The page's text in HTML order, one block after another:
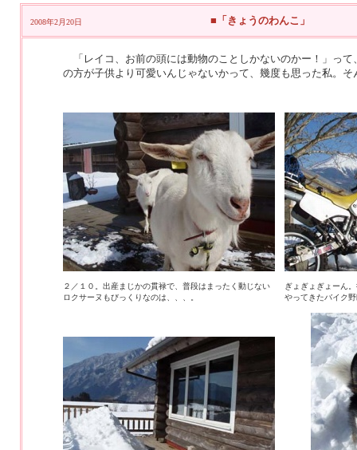
2008年2月20日 ■「きょうのわんこ」
「レイコ、お前の頭には動物のことしかないのかー！」っ
の方が子供より可愛いんじゃないかって、幾度も思った私。
２／１０。出産まじかの貫禄で、普段はまったく動じない
ロクサーヌもびっくりなのは、、、。
ぎょぎょぎょーん
やってきたバイク